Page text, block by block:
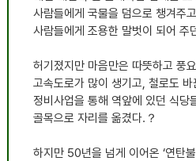
사람들에게 국물을 덤으로 챙겨주
사람들에게 조용한 말벗이 되어 주
허기졌지만 마음만은 따뜻하고 풍
고속도로가 많이 생기고, 철로도
정비사업을 통해 역앞에 있던 식당
골목으로 자리를 옮겼다.？
하지만 50년을 넘게 이어온 ‘연탄